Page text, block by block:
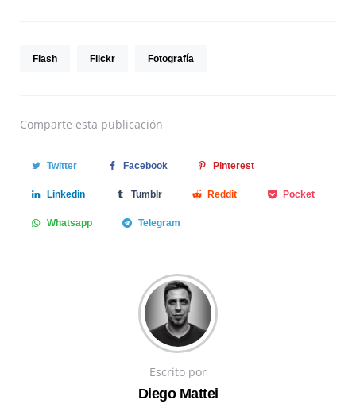
Flash Flickr Fotografía
Comparte esta publicación
Twitter Facebook Pinterest
Linkedin Tumblr Reddit Pocket
Whatsapp Telegram
Escrito por
Diego Mattei